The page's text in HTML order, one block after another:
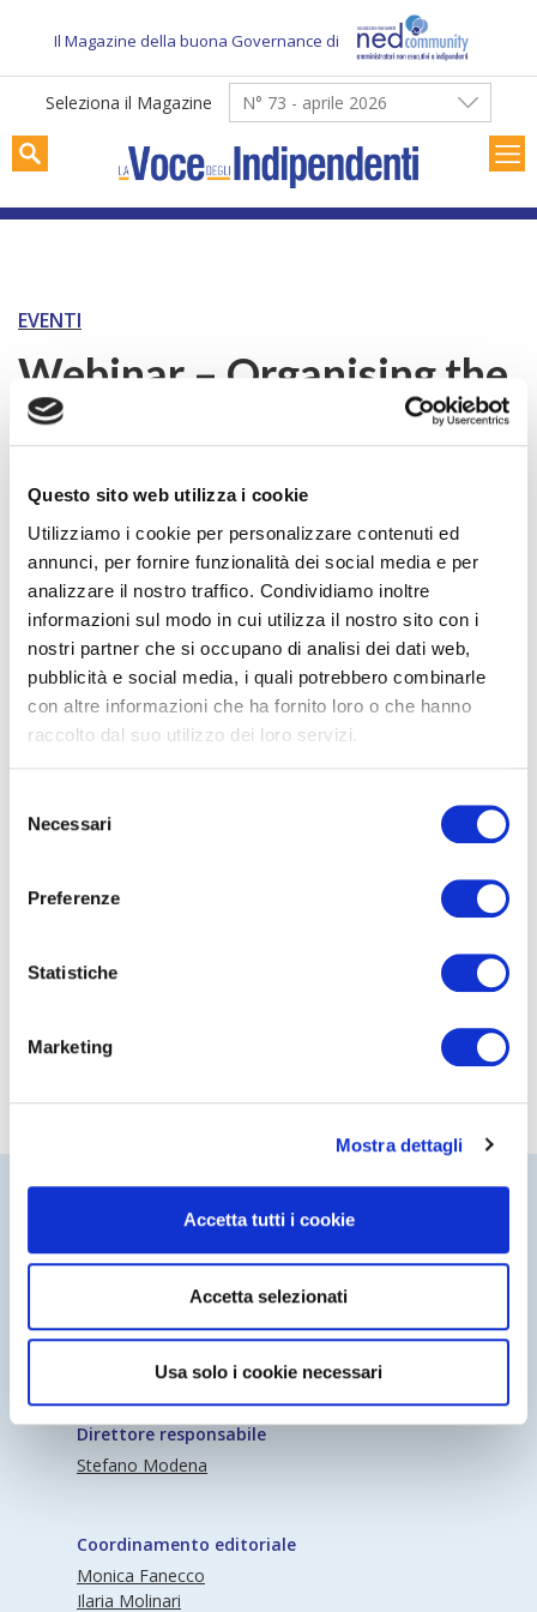
Questo sito web utilizza i cookie
Utilizziamo i cookie per personalizzare contenuti ed
annunci, per fornire funzionalità dei social media e per
analizzare il nostro traffico. Condividiamo inoltre
informazioni sul modo in cui utilizza il nostro sito con i
nostri partner che si occupano di analisi dei dati web,
pubblicità e social media, i quali potrebbero combinarle
con altre informazioni che ha fornito loro o che hanno
raccolto dal suo utilizzo dei loro servizi.
delNecessari
Preferenze
Statistiche
Marketing
Mostra dettagli
Accetta tutti i cookie
Accetta selezionati
Usa solo i cookie necessari
content
Il Magazine della buona Governance di
Seleziona il Magazine N° 73 - aprile 2026
EVENTI
Webinar – Organising the
discussion between Risk
Manager and Board
members on Data
Protection
ecoDa webinar on “Organising the discussion between
Risk Manager and Board members on Data Protection”
on February 23, 2016.
Send an email to
to get
Condividi articolo:
Periodico Nedcommunity Reg. Tribunale di
Milano n° 341 (17/07/2009) Editore:
Nedcommunity
Direttore responsabile
Stefano Modena
Coordinamento editoriale
Monica Fanecco
Ilaria Molinari